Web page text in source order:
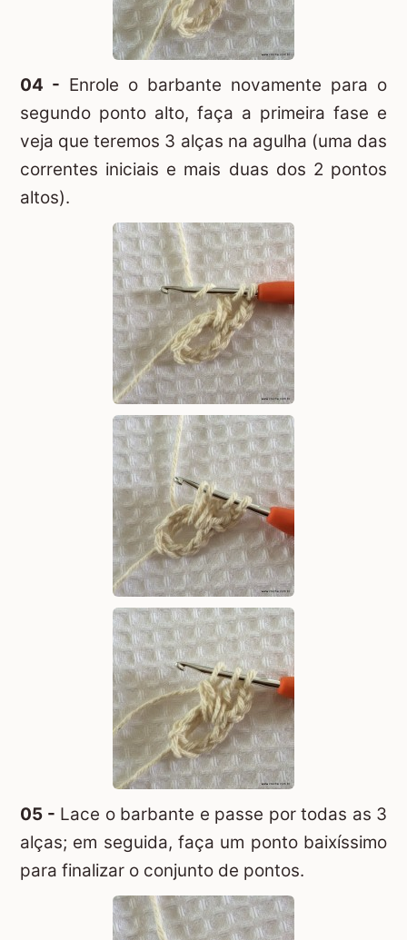
04 - Enrole o barbante novamente para o
segundo ponto alto, faça a primeira fase e
veja que teremos 3 alças na agulha (uma das
correntes iniciais e mais duas dos 2 pontos
altos).
05 - Lace o barbante e passe por todas as 3
alças; em seguida, faça um ponto baixíssimo
para finalizar o conjunto de pontos.